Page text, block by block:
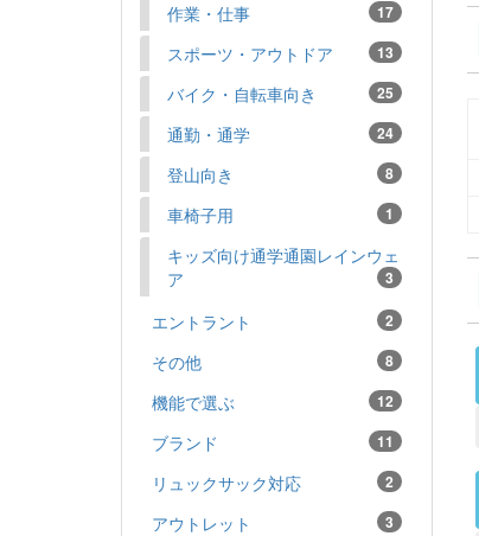
作業・仕事 17
スポーツ・アウトドア 13
バイク・自転車向き 25
通勤・通学 24
登山向き 8
車椅子用 1
キッズ向け通学通園レインウェ
ア
3
エントラント 2
その他 8
機能で選ぶ 12
ブランド 11
リュックサック対応 2
アウトレット 3